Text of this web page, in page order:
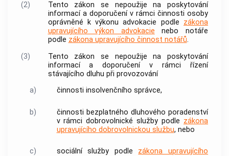
(2)
Tento zákon se nepoužije na poskytování
informací a doporučení v rámci činnosti osoby
oprávněné k výkonu advokacie podle zákona
upravujícího výkon advokacie nebo notáře
podle zákona upravujícího činnost notářů.
(3)
Tento zákon se nepoužije na poskytování
informací a doporučení v rámci řízení
stávajícího dluhu při provozování
a)
činnosti insolvenčního správce,
b)
činnosti bezplatného dluhového poradenství
v rámci dobrovolnické služby podle zákona
upravujícího dobrovolnickou službu, nebo
c) sociální služby podle zákona upravujícího